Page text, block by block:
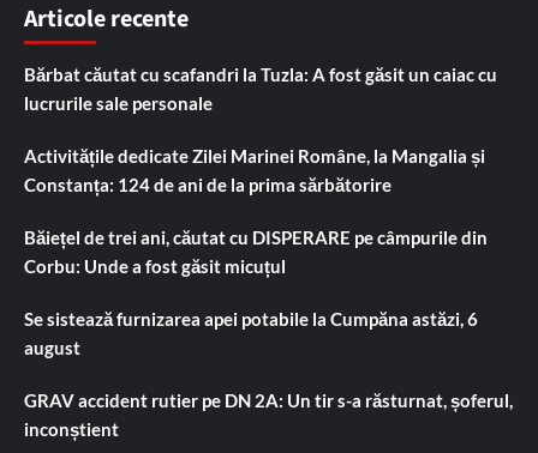
Articole recente
Bărbat căutat cu scafandri la Tuzla: A fost găsit un caiac cu
lucrurile sale personale
Activitățile dedicate Zilei Marinei Române, la Mangalia și
Constanța: 124 de ani de la prima sărbătorire
Băiețel de trei ani, căutat cu DISPERARE pe câmpurile din
Corbu: Unde a fost găsit micuțul
Se sistează furnizarea apei potabile la Cumpăna astăzi, 6
august
GRAV accident rutier pe DN 2A: Un tir s-a răsturnat, șoferul,
inconștient